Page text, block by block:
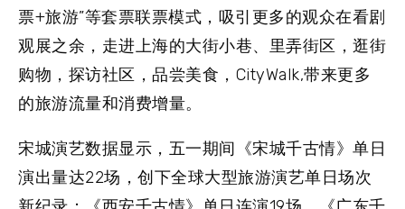
票+旅游”等套票联票模式，吸引更多的观众在看剧
观展之余，走进上海的大街小巷、里弄街区，逛街
购物，探访社区，品尝美食，CityWalk,带来更多
的旅游流量和消费增量。
宋城演艺数据显示，五一期间《宋城千古情》单日
演出量达22场，创下全球大型旅游演艺单日场次